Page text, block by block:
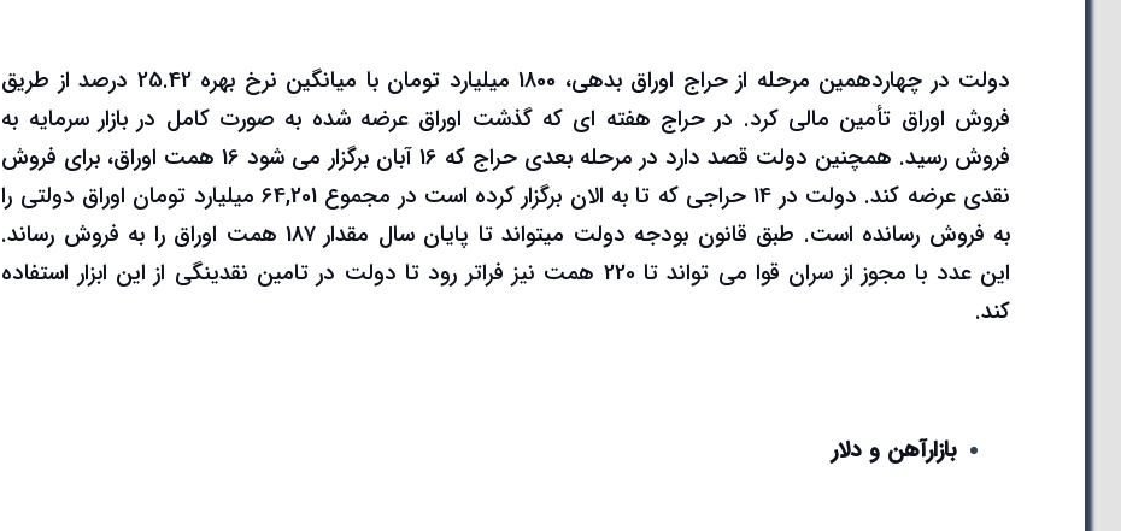
دولت در چهاردهمین مرحله از حراج اوراق بدهی، 1800 میلیارد تومان با میانگین نرخ بهره 25.42 درصد از طریق
فروش اوراق تأمین مالی کرد. در حراج هفته ای که گذشت اوراق عرضه شده به صورت کامل در بازار سرمایه به
فروش رسید. همچنین دولت قصد دارد در مرحله بعدی حراج که 16 آبان برگزار می شود 16 همت اوراق، برای فروش
نقدی عرضه کند. دولت در 14 حراجی که تا به الان برگزار کرده است در مجموع 64,201 میلیارد تومان اوراق دولتی را
به فروش رسانده است. طبق قانون بودجه دولت میتواند تا پایان سال مقدار 187 همت اوراق را به فروش رساند.
این عدد با مجوز از سران قوا می تواند تا 220 همت نیز فراتر رود تا دولت در تامین نقدینگی از این ابزار استفاده
کند.
بازارآهن و دلار